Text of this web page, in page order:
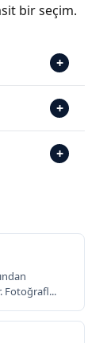
bir seçim.
+
+
+
Fotoğrafl...